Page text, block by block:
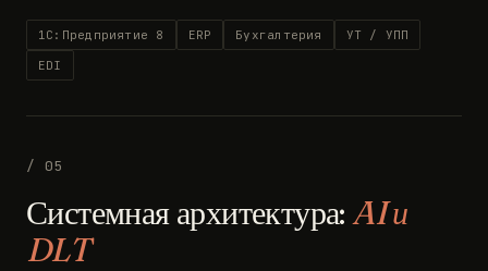
1С:Предприятие 8 ERP Бухгалтерия
УТ / УПП
EDI
/ 05
Системная архитектура:AI и
DLT